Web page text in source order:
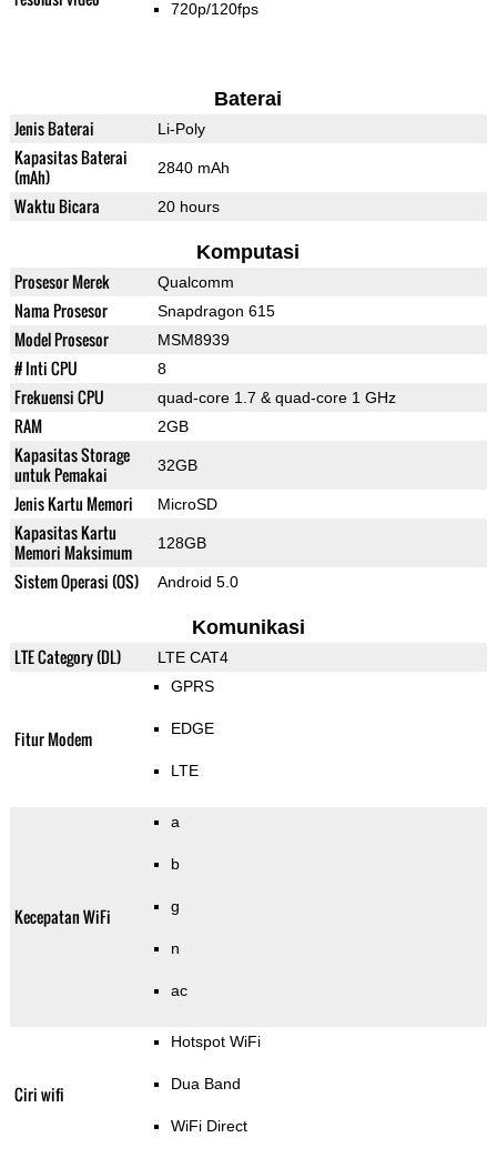
720p/120fps
Baterai
Jenis Baterai Li-Poly
Kapasitas Baterai
(mAh)
2840 mAh
Waktu Bicara 20 hours
Komputasi
Prosesor Merek Qualcomm
Nama Prosesor Snapdragon 615
Model Prosesor MSM8939
# Inti CPU 8
Frekuensi CPU quad-core 1.7 & quad-core 1 GHz
RAM 2GB
Kapasitas Storage
untuk Pemakai
32GB
Jenis Kartu Memori MicroSD
Kapasitas Kartu
Memori Maksimum
128GB
Sistem Operasi (OS) Android 5.0
Komunikasi
LTE Category (DL) LTE CAT4
Fitur Modem
GPRS
EDGE
LTE
Kecepatan WiFi
a
b
g
n
ac
Ciri wifi
Hotspot WiFi
Dua Band
WiFi Direct